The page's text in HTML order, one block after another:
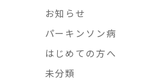
お知らせ
パーキンソン病
はじめての方へ
未分類